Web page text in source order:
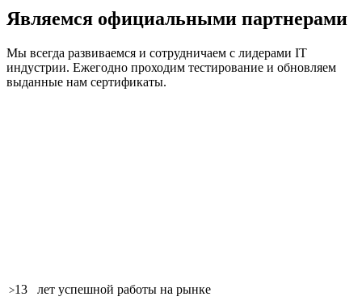
Являемся официальными партнерами
Мы всегда развиваемся и сотрудничаем с лидерами IT
индустрии. Ежегодно проходим тестирование и обновляем
выданные нам сертификаты.
>13 лет успешной работы на рынке